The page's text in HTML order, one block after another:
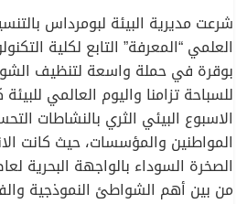
شرعت مديرية البيئة لبومرداس
العلمي “المعرفة” التابع لكلية
بوقرة في حملة واسعة لتنظيف
للسباحة تزامنا واليوم العالمي
الاسبوع البيئي الثري بالنشاطات
المواطنين والمؤسسات، حيث كانت
الصخرة السوداء بالواجهة البحرية
من بين أهم الشواطئ النموذجية